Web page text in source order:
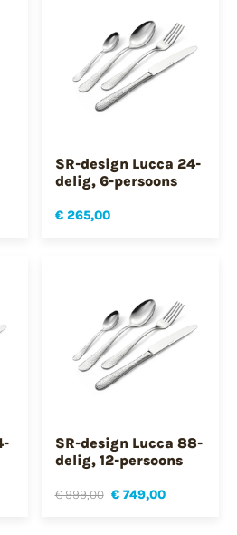
SR-design Lucca 24-
delig, 6-persoons
€ 265,00
SR-design Lucca 88-
delig, 12-persoons
€ 999,00 € 749,00